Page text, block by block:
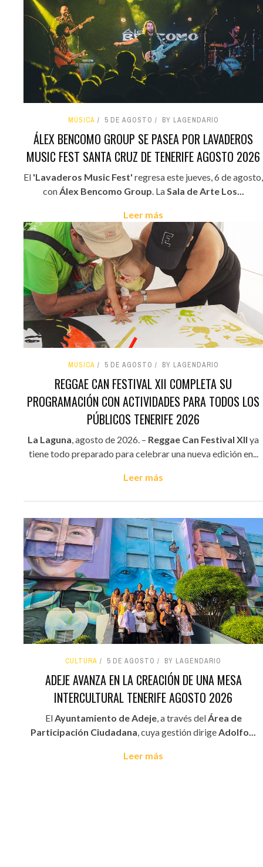
MÚSICA 5 DE AGOSTO BY LAGENDARIO
ÁLEX BENCOMO GROUP SE PASEA POR LAVADEROS
MUSIC FEST SANTA CRUZ DE TENERIFE AGOSTO 2026
El 'Lavaderos Music Fest' regresa este jueves, 6 de agosto,
conÁlex Bencomo Group. LaSala de Arte Los...
Leer más
MÚSICA 5 DE AGOSTO BY LAGENDARIO
REGGAE CAN FESTIVAL XII COMPLETA SU
PROGRAMACIÓN CON ACTIVIDADES PARA TODOS LOS
PÚBLICOS TENERIFE 2026
La Laguna, agosto de 2026. – Reggae Can Festival XII ya
tiene todo preparado para celebrar una nueva edición en...
Leer más
CULTURA 5 DE AGOSTO BY LAGENDARIO
ADEJE AVANZA EN LA CREACIÓN DE UNA MESA
INTERCULTURAL TENERIFE AGOSTO 2026
ElAyuntamiento de Adeje, a través delÁrea de
Participación Ciudadana, cuya gestión dirigeAdolfo...
Leer más